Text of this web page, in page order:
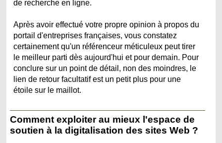
de recherche en ligne.
Après avoir effectué votre propre opinion à propos du
portail d'entreprises françaises, vous constatez
certainement qu'un référenceur méticuleux peut tirer
le meilleur parti dès aujourd'hui et pour demain. Pour
conclure sur un point de détail, non des moindres, le
lien de retour facultatif est un petit plus pour une
étoile sur le maillot.
Comment exploiter au mieux l'espace de
soutien à la digitalisation des sites Web ?